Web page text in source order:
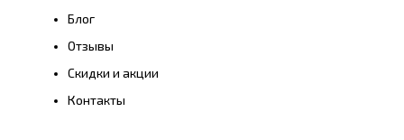
Блог
Отзывы
Скидки и акции
Контакты